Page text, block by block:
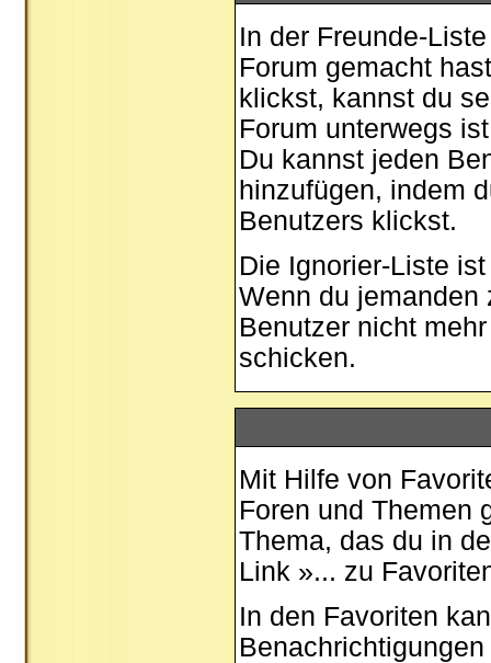
In der Freunde-
Forum gemacht
klickst, kannst du
Forum unterwegs
Du kannst jeden
hinzufügen, indem
Benutzers klickst.
Die Ignorier-Liste
Wenn du jemanden
Benutzer nicht
schicken.
Mit Hilfe von
Foren und Themen
Thema, das du in
Link »... zu
In den Favoriten